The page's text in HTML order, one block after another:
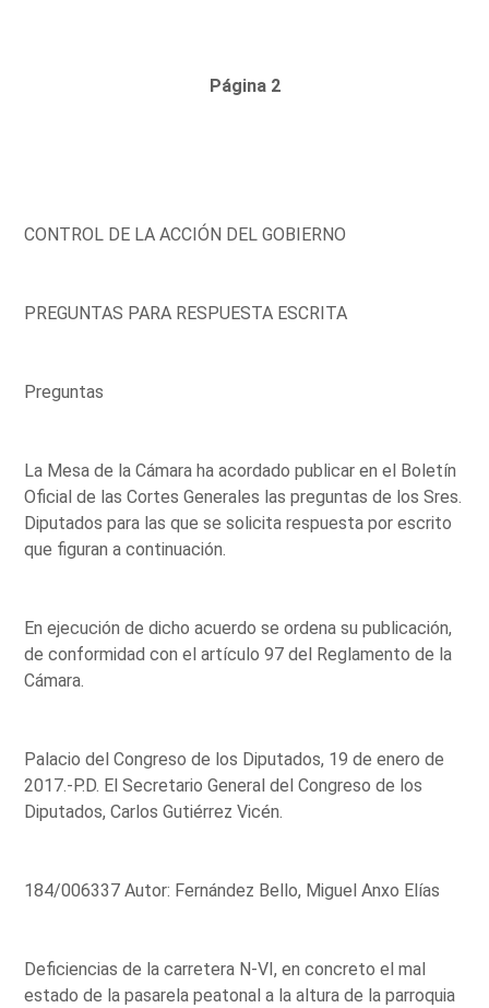
Página 2
CONTROL DE LA ACCIÓN DEL GOBIERNO
PREGUNTAS PARA RESPUESTA ESCRITA
Preguntas
La Mesa de la Cámara ha acordado publicar en el Boletín
Oficial de las Cortes Generales las preguntas de los Sres.
Diputados para las que se solicita respuesta por escrito
que figuran a continuación.
En ejecución de dicho acuerdo se ordena su publicación,
de conformidad con el artículo 97 del Reglamento de la
Cámara.
Palacio del Congreso de los Diputados, 19 de enero de
2017.-P.D. El Secretario General del Congreso de los
Diputados, Carlos Gutiérrez Vicén.
184/006337 Autor: Fernández Bello, Miguel Anxo Elías
Deficiencias de la carretera N-VI, en concreto el mal
estado de la pasarela peatonal a la altura de la parroquia